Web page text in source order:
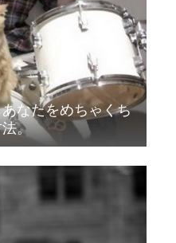
なたをめちゃくち
。